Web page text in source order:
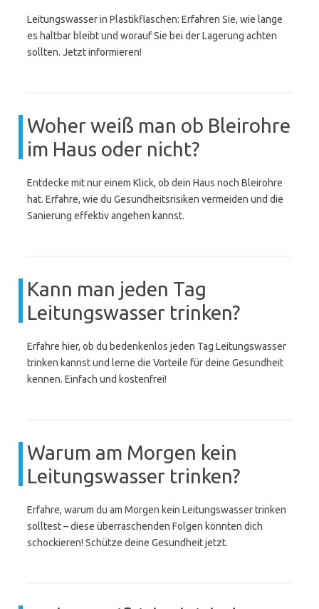
Leitungswasser in Plastikflaschen: Erfahren Sie, wie lange
es haltbar bleibt und worauf Sie bei der Lagerung achten
sollten. Jetzt informieren!
Woher weiß man ob Bleirohre
im Haus oder nicht?
Entdecke mit nur einem Klick, ob dein Haus noch Bleirohre
hat. Erfahre, wie du Gesundheitsrisiken vermeiden und die
Sanierung effektiv angehen kannst.
Kann man jeden Tag
Leitungswasser trinken?
Erfahre hier, ob du bedenkenlos jeden Tag Leitungswasser
trinken kannst und lerne die Vorteile für deine Gesundheit
kennen. Einfach und kostenfrei!
Warum am Morgen kein
Leitungswasser trinken?
Erfahre, warum du am Morgen kein Leitungswasser trinken
solltest – diese überraschenden Folgen könnten dich
schockieren! Schütze deine Gesundheit jetzt.